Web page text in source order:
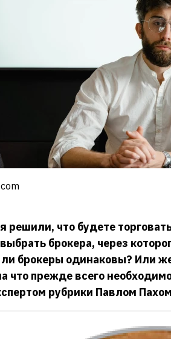
решили, что будете
брокера, через
брокеры одинаковы? Или
что прежде всего
рубрики Павлом